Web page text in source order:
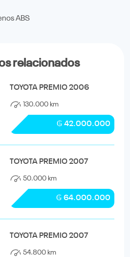
ABS
relacionados
TOYOTA PREMIO 2006
130.000 km
₲ 42.000.000
TOYOTA PREMIO 2007
50.000 km
₲ 64.000.000
TOYOTA PREMIO 2007
54.800 km